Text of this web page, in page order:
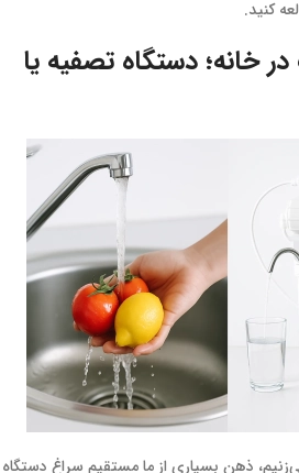
کنید.
خانه؛ دستگاه تصفیه یا
ذهن بسیاری از ما مستقیم سراغ دستگاه